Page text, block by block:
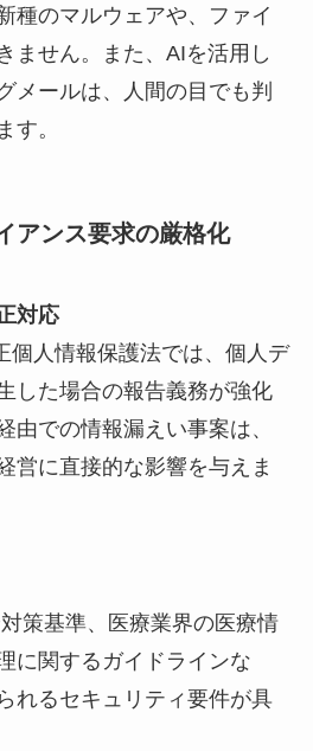
種のマルウェアや、ファイ
ません。また、AIを活用し
メールは、人間の目でも判
す。
アンス要求の厳格化
対応
個人情報保護法では、個人デ
した場合の報告義務が強化
由での情報漏えい事案は、
営に直接的な影響を与えま
策基準、医療業界の医療情
に関するガイドラインな
れるセキュリティ要件が具